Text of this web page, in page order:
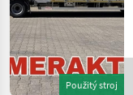
Použitý stroj